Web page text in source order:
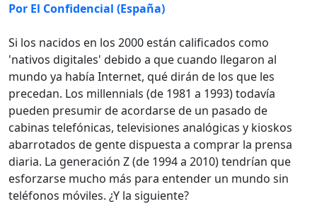
Por El Confidencial (España)
Si los nacidos en los 2000 están calificados como
'nativos digitales' debido a que cuando llegaron al
mundo ya había Internet, qué dirán de los que les
precedan. Los millennials (de 1981 a 1993) todavía
pueden presumir de acordarse de un pasado de
cabinas telefónicas, televisiones analógicas y kioskos
abarrotados de gente dispuesta a comprar la prensa
diaria. La generación Z (de 1994 a 2010) tendrían que
esforzarse mucho más para entender un mundo sin
teléfonos móviles. ¿Y la siguiente?